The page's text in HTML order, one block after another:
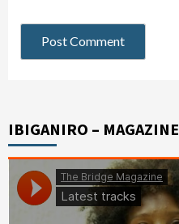
IBIGANIRO – MAGAZINE